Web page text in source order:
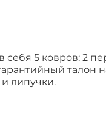
себя 5 ковров: 2
талон
липучки.